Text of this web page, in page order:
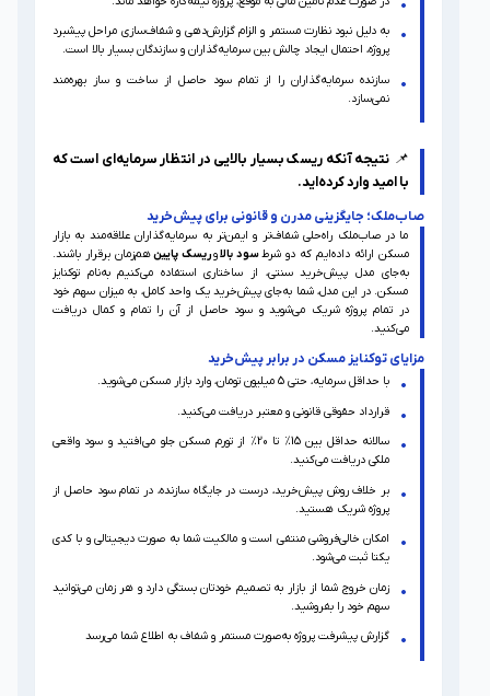
به دلیل نبود نظارت مستمر و الزام گزارش‌دهی و شفاف‌سازی مراحل پیشبرد
پروژه، احتمال ایجاد چالش بین سرمایه‌گذاران و سازندگان بسیار بالا است.
سازنده سرمایه‌گذاران را از تمام سود حاصل از ساخت و ساز بهره‌مند
نمی‌سازد.
📌 نتیجه آنکه ریسک بسیار بالایی در انتظار سرمایه‌ای استکه
با امید وارد کرده‌‌اید.
صاب‌ملک؛ جایگزینی مدرن و قانونی برای پیش‌خرید
ما در صاب‌ملک راه‌حلی شفاف‌تر و ایمن‌تر به سرمایه‌گذاران علاقه‌مند به بازار
مسکن ارائه داده‌ایم که دو شرطسود بالاوریسک پایینهم‌زمان برقرار باشند.
به‌جای مدل پیش‌خرید سنتی، از ساختاری استفاده می‌کنیم به‌نام توکنایز
مسکن. در این مدل، شما به‌جای پیش‌خرید یک واحد کامل، به میزان سهم خود
در تمام پروژه شریک می‌شوید و سود حاصل از آن را تمام و کمال دریافت
می‌کنید.
مزایای توکنایز مسکن در برابر پیش‌خرید
با حداقل سرمایه، حتی 5 میلیون تومان، وارد بازار مسکن می‌شوید.
قرارداد حقوقی قانونی و معتبر دریافت می‌کنید.
سالانه حداقل بین 15% تا 20% از تورم مسکن جلو می‌افتید و سود واقعی
ملکی دریافت می‌کنید.
بر خلاف روش پیش‌خرید، درست در جایگاه سازنده، در تمام سود حاصل از
پروژه شریک هستید.
امکان خالی‌فروشی منتفی است و مالکیت شما به صورت دیجیتالی و با کدی
یکتا ثبت می‌شود.
زمان خروج شما از بازار به تصمیم خودتان بستگی دارد و هر زمان می‌توانید
سهم خود را بفروشید.
گزارش پیشرفت پروژه به‌صورت مستمر و شفاف به اطلاع شما می‌رسد